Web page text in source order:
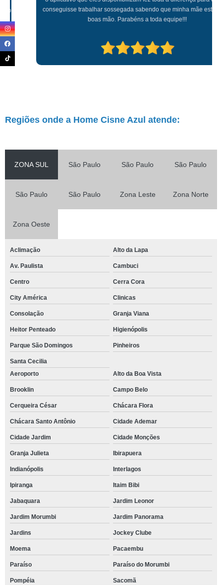
conseguisse trabalhar sossegada sabendo que minha mãe estava em
boas mão. Parabéns a toda equipe!!!
Regiões onde a Home Cisne Azul atende:
ZONA SUL São Paulo São Paulo São Paulo
São Paulo São Paulo Zona Leste Zona Norte
Zona Oeste
Aclimação Alto da Lapa
Av. Paulista Cambuci
Centro Cerra Cora
City América Clinicas
Consolação Granja Viana
Heitor Penteado Higienópolis
Parque São Domingos Pinheiros
Santa Cecilia
Aeroporto
Alto da Boa Vista
Brooklin Campo Belo
Cerqueira César Chácara Flora
Chácara Santo Antônio Cidade Ademar
Cidade Jardim Cidade Monções
Granja Julieta Ibirapuera
Indianópolis Interlagos
Ipiranga Itaim Bibi
Jabaquara Jardim Leonor
Jardim Morumbi Jardim Panorama
Jardins Jockey Clube
Moema Pacaembu
Paraíso Paraíso do Morumbi
Pompéia Sacomã